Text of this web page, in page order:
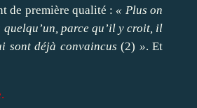
de première qualité : « Plus on
parce qu’il y croit, il
sont déjà convaincus (2) ». Et